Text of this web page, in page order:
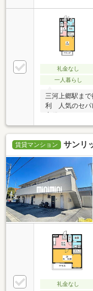
礼金なし
一人暮らし
三河上郷駅ま
利 人気のセパ
賃貸マンション サンリ
礼金なし